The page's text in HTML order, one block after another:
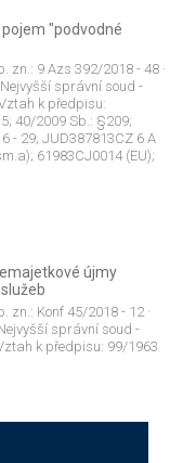
"podvodné
zn.: 9 Azs 392/2018 - 48 ·
Nejvyšší správní soud -
Vztah k předpisu:
40/2009 Sb.: §209;
- 29; JUD387813CZ 6 A
61983CJ0014 (EU);
újmy
zn.: Konf 45/2018 - 12·
správní soud -
k předpisu: 99/1963